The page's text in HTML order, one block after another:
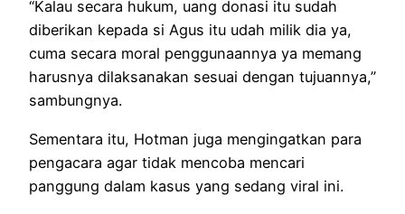
“Kalau secara hukum, uang donasi itu sudah
diberikan kepada si Agus itu udah milik dia ya,
cuma secara moral penggunaannya ya memang
harusnya dilaksanakan sesuai dengan tujuannya,”
sambungnya.
Sementara itu, Hotman juga mengingatkan para
pengacara agar tidak mencoba mencari
panggung dalam kasus yang sedang viral ini.